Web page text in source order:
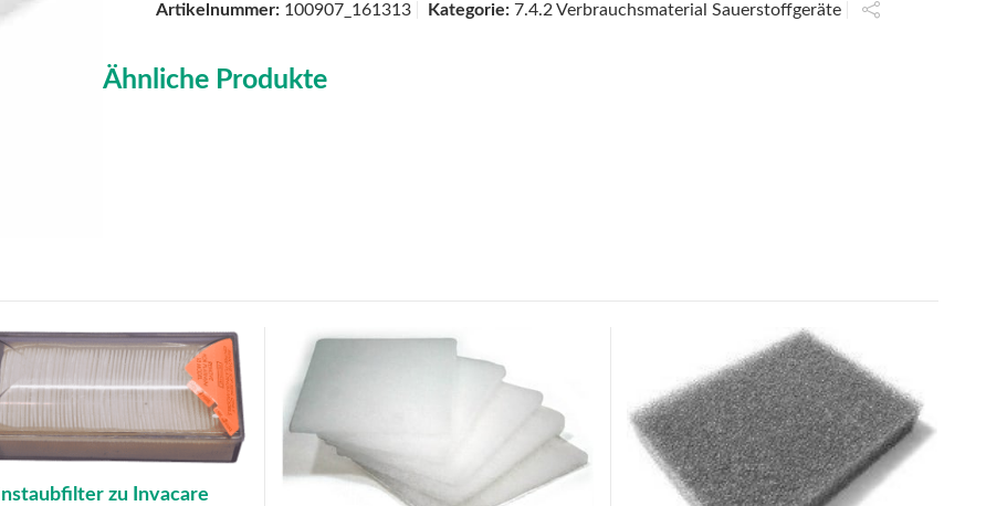
Artikelnummer: 100907_161313 Kategorie:7.4.2 Verbrauchsmaterial Sauerstoffgeräte
Ähnliche Produkte
zu Invacare